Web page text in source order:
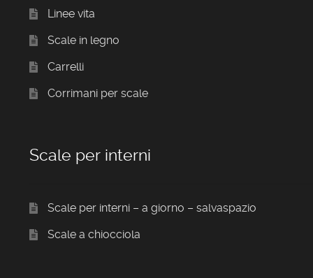
Linee vita
Scale in legno
Carrelli
Corrimani per scale
Scale per interni
Scale per interni – a giorno – salvaspazio
Scale a chiocciola